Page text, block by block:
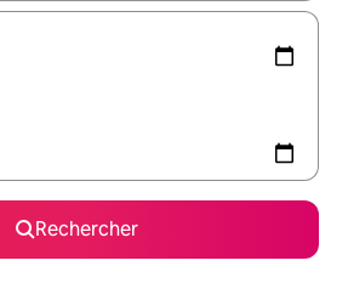
Rechercher